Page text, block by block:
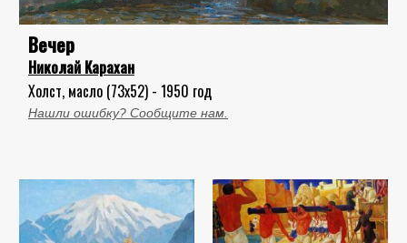
Вечер
Николай Карахан
Холст, масло (73x52) - 1950 год
Нашли ошибку? Сообщите нам.